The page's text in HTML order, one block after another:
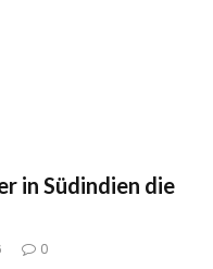
in Südindien die
0